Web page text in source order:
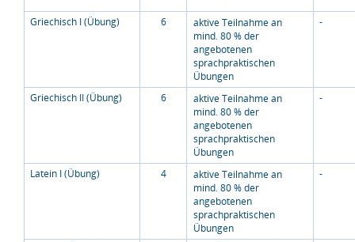
Griechisch I (Übung) 6
aktive Teilnahme an
mind. 80 % der
angebotenen
sprachpraktischen
Übungen
-
Griechisch II (Übung) 6
aktive Teilnahme an
mind. 80 % der
angebotenen
sprachpraktischen
Übungen
-
Latein I (Übung) 4
aktive Teilnahme an
mind. 80 % der
angebotenen
sprachpraktischen
Übungen
-